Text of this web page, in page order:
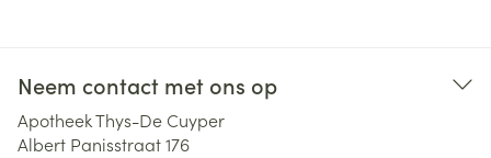
Neem contact met ons op
Apotheek Thys-De Cuyper
Albert Panisstraat 176